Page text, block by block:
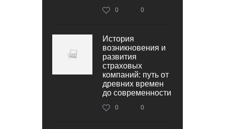
0 0
История
возникновения и
развития
страховых
компаний: путь от
древних времен
до современности
0 0